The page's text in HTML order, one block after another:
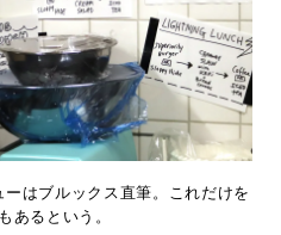
はブルックス直筆。これだけを
あるという。